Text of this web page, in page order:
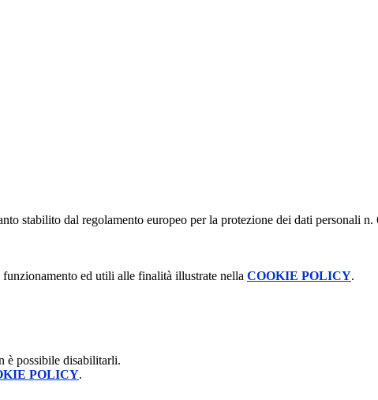
stabilito dal regolamento europeo per la protezione dei dati personali
ed utili alle finalità illustrate nella COOKIE POLICY.
è possibile disabilitarli.
POLICY.